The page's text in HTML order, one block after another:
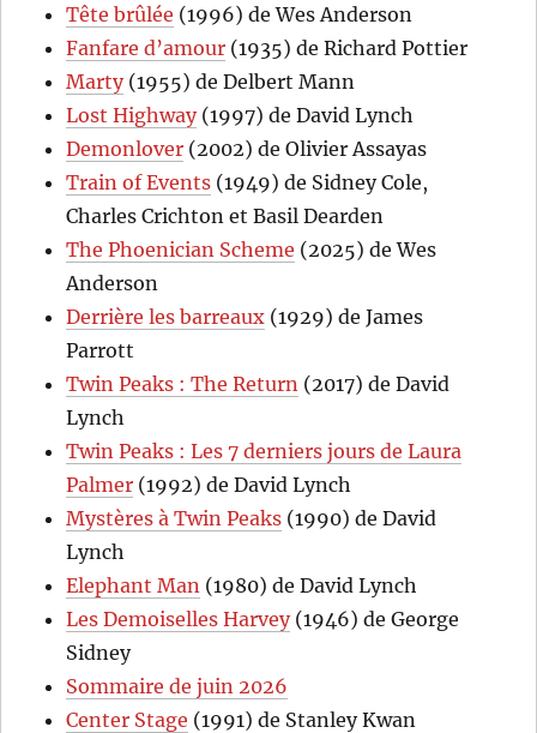
Tête brûlée (1996) de Wes Anderson
Fanfare d’amour (1935) de Richard Pottier
Marty(1955) de Delbert Mann
Lost Highway(1997) de David Lynch
Demonlover (2002) de Olivier Assayas
Train of Events (1949) de Sidney Cole,
Charles Crichton et Basil Dearden
The Phoenician Scheme (2025) de Wes
Anderson
Derrière les barreaux (1929) de James
Parrott
Twin Peaks : The Return (2017) de David
Lynch
Twin Peaks : Les 7 derniers jours de Laura
Palmer (1992) de David Lynch
Mystères à Twin Peaks (1990) de David
Lynch
Elephant Man (1980) de David Lynch
Les Demoiselles Harvey(1946) de George
Sidney
Sommaire de juin 2026
Center Stage (1991) de Stanley Kwan